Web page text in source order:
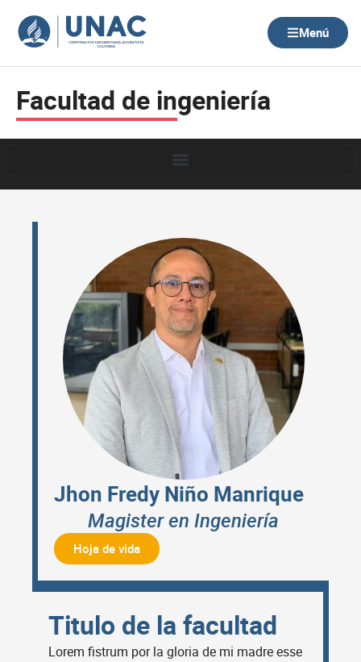
contenido
Menú
Facultad de ingeniería
Jhon Fredy Niño Manrique
Magister en Ingeniería
Hoja de vida
Titulo de la facultad
Lorem fistrum por la gloria de mi madre esse